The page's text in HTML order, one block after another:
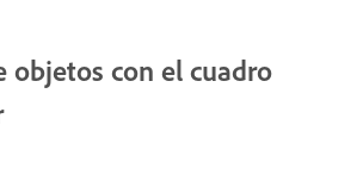
objetos con el cuadro